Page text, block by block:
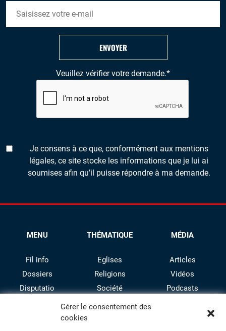
Gérer le consentement des
cookies
Veuillez vérifier votre demande.*
Je consens à ce que, conformément aux mentions
légales, ce site stocke les informations que je lui ai
soumises afin qu’il puisse répondre à ma demande.
ENVOYER
MENU
Fil info
Dossiers
Disputatio
THÉMATIQUE
Eglises
Religions
Société
Culture
MÉDIA
Articles
Vidéos
Podcasts